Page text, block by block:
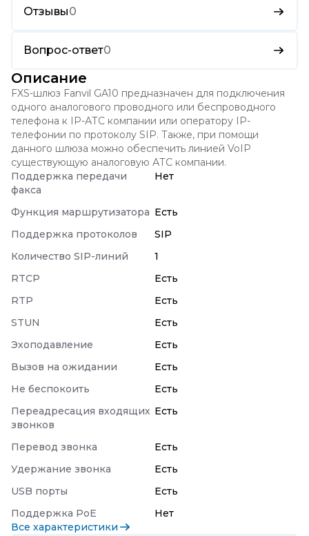
Отзывы0
Вопрос-ответ0
Описание
FXS-шлюз Fanvil GA10 предназначен для подключения
одного аналогового проводного или беспроводного
телефона к IP-АТС компании или оператору IP-
телефонии по протоколу SIP. Также, при помощи
данного шлюза можно обеспечить линией VoIP
существующую аналоговую АТС компании.
Поддержка передачи
факса
Нет
Функция маршрутизатора Есть
Поддержка протоколов
SIP
Количество SIP-линий
1
RTCP
Есть
RTP
Есть
STUN
Есть
Эхоподавление
Есть
Вызов на ожидании
Есть
Не беспокоить
Есть
Переадресация входящих
звонков
Есть
Перевод звонка
Есть
Удержание звонка
Есть
USB порты
Есть
Поддержка PoE
Нет
Все характеристики